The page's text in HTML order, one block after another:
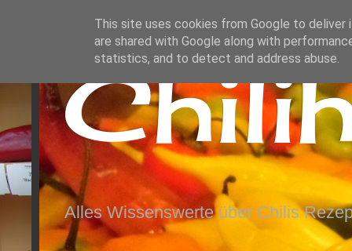
Alles Wissenswerte über Chilis
This site uses cookies from Google to deliver
are shared with Google along with
statistics, and to detect and address abuse.